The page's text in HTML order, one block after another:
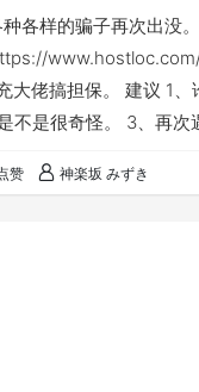
各样的骗子再次出没
大佬搞担保。 建议 1、
不是很奇怪。 3、再次
赞 神楽坂 みずき